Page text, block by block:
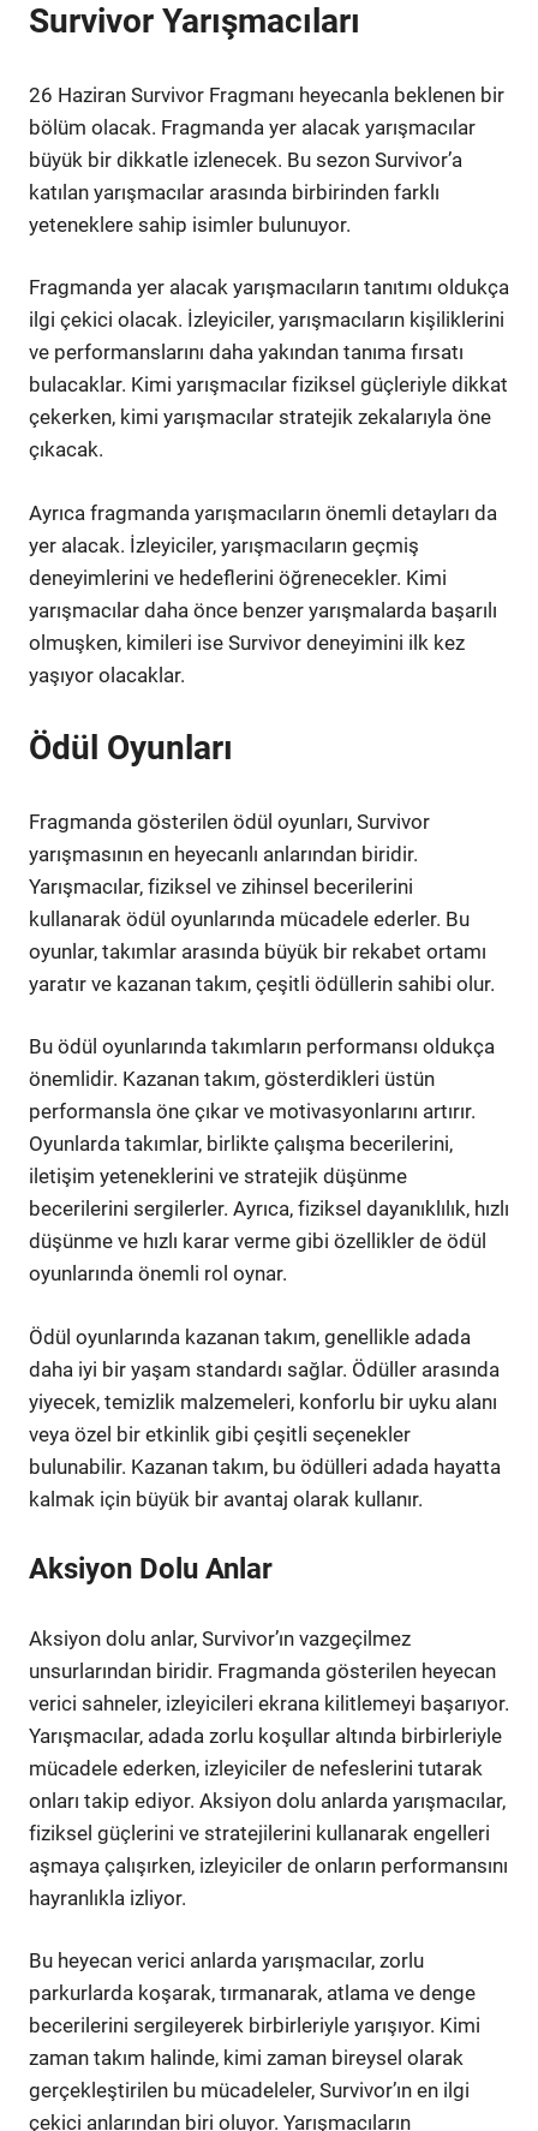
Survivor Yarışmacıları
26 Haziran Survivor Fragmanı heyecanla beklenen bir
bölüm olacak. Fragmanda yer alacak yarışmacılar
büyük bir dikkatle izlenecek. Bu sezon Survivor’a
katılan yarışmacılar arasında birbirinden farklı
yeteneklere sahip isimler bulunuyor.
Fragmanda yer alacak yarışmacıların tanıtımı oldukça
ilgi çekici olacak. İzleyiciler, yarışmacıların kişiliklerini
ve performanslarını daha yakından tanıma fırsatı
bulacaklar. Kimi yarışmacılar fiziksel güçleriyle dikkat
çekerken, kimi yarışmacılar stratejik zekalarıyla öne
çıkacak.
Ayrıca fragmanda yarışmacıların önemli detayları da
yer alacak. İzleyiciler, yarışmacıların geçmiş
deneyimlerini ve hedeflerini öğrenecekler. Kimi
yarışmacılar daha önce benzer yarışmalarda başarılı
olmuşken, kimileri ise Survivor deneyimini ilk kez
yaşıyor olacaklar.
Ödül Oyunları
Fragmanda gösterilen ödül oyunları, Survivor
yarışmasının en heyecanlı anlarından biridir.
Yarışmacılar, fiziksel ve zihinsel becerilerini
kullanarak ödül oyunlarında mücadele ederler. Bu
oyunlar, takımlar arasında büyük bir rekabet ortamı
yaratır ve kazanan takım, çeşitli ödüllerin sahibi olur.
Bu ödül oyunlarında takımların performansı oldukça
önemlidir. Kazanan takım, gösterdikleri üstün
performansla öne çıkar ve motivasyonlarını artırır.
Oyunlarda takımlar, birlikte çalışma becerilerini,
iletişim yeteneklerini ve stratejik düşünme
becerilerini sergilerler. Ayrıca, fiziksel dayanıklılık, hızlı
düşünme ve hızlı karar verme gibi özellikler de ödül
oyunlarında önemli rol oynar.
Ödül oyunlarında kazanan takım, genellikle adada
daha iyi bir yaşam standardı sağlar. Ödüller arasında
yiyecek, temizlik malzemeleri, konforlu bir uyku alanı
veya özel bir etkinlik gibi çeşitli seçenekler
bulunabilir. Kazanan takım, bu ödülleri adada hayatta
kalmak için büyük bir avantaj olarak kullanır.
Aksiyon Dolu Anlar
Aksiyon dolu anlar, Survivor’ın vazgeçilmez
unsurlarından biridir. Fragmanda gösterilen heyecan
verici sahneler, izleyicileri ekrana kilitlemeyi başarıyor.
Yarışmacılar, adada zorlu koşullar altında birbirleriyle
mücadele ederken, izleyiciler de nefeslerini tutarak
onları takip ediyor. Aksiyon dolu anlarda yarışmacılar,
fiziksel güçlerini ve stratejilerini kullanarak engelleri
aşmaya çalışırken, izleyiciler de onların performansını
hayranlıkla izliyor.
Bu heyecan verici anlarda yarışmacılar, zorlu
parkurlarda koşarak, tırmanarak, atlama ve denge
becerilerini sergileyerek birbirleriyle yarışıyor. Kimi
zaman takım halinde, kimi zaman bireysel olarak
gerçekleştirilen bu mücadeleler, Survivor’ın en ilgi
çekici anlarından biri oluyor. Yarışmacıların